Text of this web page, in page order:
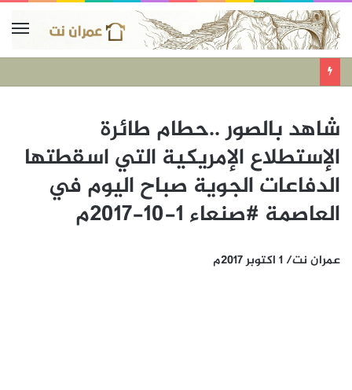
شاهد بالصور ..حطام طائرة
الإستطلاع الإمريكية التي اسقطتها
الدفاعات الجوية صباح اليوم في
العاصمة #صنعاء 1-10-2017م
عمران نت/ 1 اكتوبر 2017م